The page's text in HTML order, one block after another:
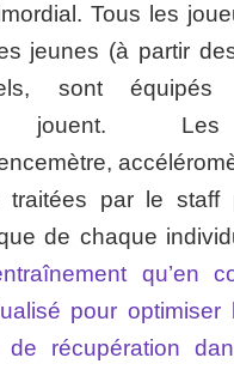
Tous les
jeunes (à partir
sont
jouent.
traitées par le staff
de chaque
qu’en
pour
récupération